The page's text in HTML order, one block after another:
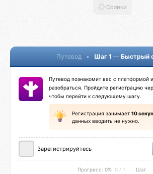
Солики
Путевод • Шаг 1 — Быстрый
Путевод познакомит вас с платформой
разобраться. Пройдите регистрацию
чтобы перейти к следующему шагу.
Регистрация занимает 10
данных вводить не нужно.
Зарегистрируйтесь
Прогресс: 0% 0 / 1 Шаг